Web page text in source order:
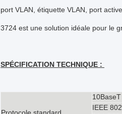
port VLAN, étiquette VLAN, port
3724 est une solution idéale pour le
SPÉCIFICATION TECHNIQUE :
IEEE